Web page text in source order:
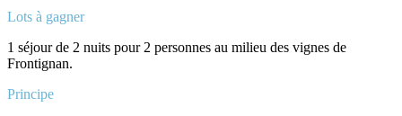
Lots à gagner
1 séjour de 2 nuits pour 2 personnes au milieu des vignes de
Frontignan.
Principe